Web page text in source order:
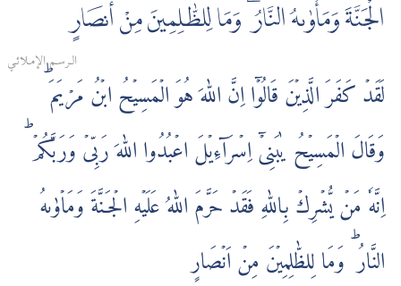
الْجَنَّةَ وَمَأْوٰىهُ النَّارُ ۖ وَمَا لِلظّٰلِمِينَ مِنْ أَنصَارٍ
الـرسـم الإمـلائـي
لَقَدۡ كَفَرَ الَّذِيۡنَ قَالُوۡۤا اِنَّ اللّٰهَ هُوَ الۡمَسِيۡحُ ابۡنُ مَرۡيَمَ‌ ؕ
وَقَالَ الۡمَسِيۡحُ يٰبَنِىۡۤ اِسۡرَآءِيۡلَ اعۡبُدُوا اللّٰهَ رَبِّىۡ وَرَبَّكُمۡ‌ ؕ
اِنَّهٗ مَنۡ يُّشۡرِكۡ بِاللّٰهِ فَقَدۡ حَرَّمَ اللّٰهُ عَلَيۡهِ الۡجَـنَّةَ وَمَاۡوٰٮهُ
النَّارُ‌ ؕ وَمَا لِلظّٰلِمِيۡنَ مِنۡ اَنۡصَارٍ